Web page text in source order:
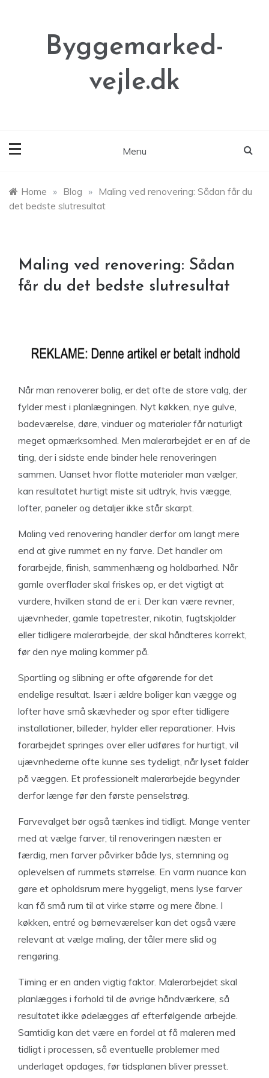
Byggemarked-
vejle.dk
Menu
Home » Blog » Maling ved renovering: Sådan får du
det bedste slutresultat
Maling ved renovering: Sådan
får du det bedste slutresultat
Når man renoverer bolig, er det ofte de store valg, der
fylder mest i planlægningen. Nyt køkken, nye gulve,
badeværelse, døre, vinduer og materialer får naturligt
meget opmærksomhed. Men malerarbejdet er en af de
ting, der i sidste ende binder hele renoveringen
sammen. Uanset hvor flotte materialer man vælger,
kan resultatet hurtigt miste sit udtryk, hvis vægge,
lofter, paneler og detaljer ikke står skarpt.
Maling ved renovering handler derfor om langt mere
end at give rummet en ny farve. Det handler om
forarbejde, finish, sammenhæng og holdbarhed. Når
gamle overflader skal friskes op, er det vigtigt at
vurdere, hvilken stand de er i. Der kan være revner,
ujævnheder, gamle tapetrester, nikotin, fugtskjolder
eller tidligere malerarbejde, der skal håndteres korrekt,
før den nye maling kommer på.
Spartling og slibning er ofte afgørende for det
endelige resultat. Især i ældre boliger kan vægge og
lofter have små skævheder og spor efter tidligere
installationer, billeder, hylder eller reparationer. Hvis
forarbejdet springes over eller udføres for hurtigt, vil
ujævnhederne ofte kunne ses tydeligt, når lyset falder
på væggen. Et professionelt malerarbejde begynder
derfor længe før den første penselstrøg.
Farvevalget bør også tænkes ind tidligt. Mange venter
med at vælge farver, til renoveringen næsten er
færdig, men farver påvirker både lys, stemning og
oplevelsen af rummets størrelse. En varm nuance kan
gøre et opholdsrum mere hyggeligt, mens lyse farver
kan få små rum til at virke større og mere åbne. I
køkken, entré og børneværelser kan det også være
relevant at vælge maling, der tåler mere slid og
rengøring.
Timing er en anden vigtig faktor. Malerarbejdet skal
planlægges i forhold til de øvrige håndværkere, så
resultatet ikke ødelægges af efterfølgende arbejde.
Samtidig kan det være en fordel at få maleren med
tidligt i processen, så eventuelle problemer med
underlaget opdages, før tidsplanen bliver presset.